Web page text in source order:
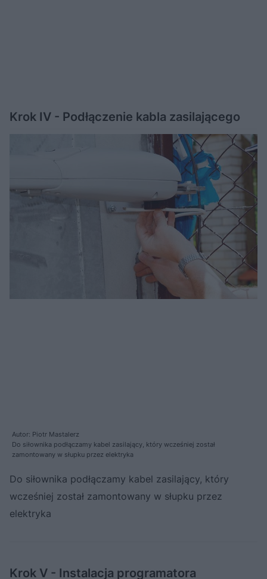
Krok IV - Podłączenie kabla zasilającego
Autor: Piotr Mastalerz
Do siłownika podłączamy kabel zasilający, który wcześniej został
zamontowany w słupku przez elektryka
Do siłownika podłączamy kabel zasilający, który
wcześniej został zamontowany w słupku przez
elektryka
Krok V - Instalacja programatora